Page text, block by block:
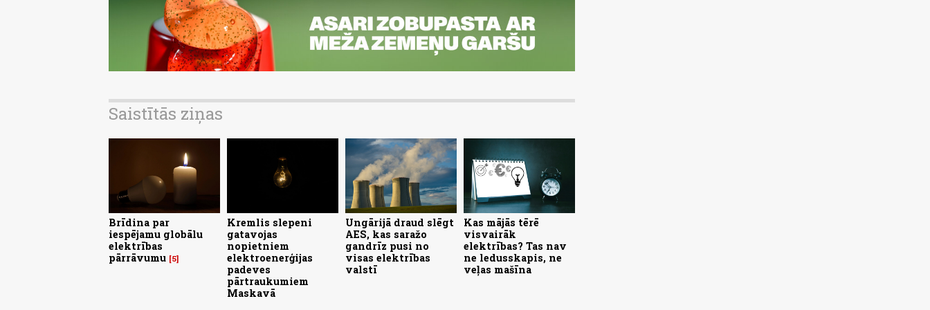
Saistītās ziņas
Brīdina par
iespējamu globālu
elektrības
pārrāvumu 5
Kremlis slepeni
gatavojas
nopietniem
elektroenerģijas
padeves
pārtraukumiem
Maskavā
Ungārijā draud slēgt
AES, kas saražo
gandrīz pusi no
visas elektrības
valstī
Kas mājās tērē
visvairāk
elektrības? Tas nav
ne ledusskapis, ne
veļas mašīna